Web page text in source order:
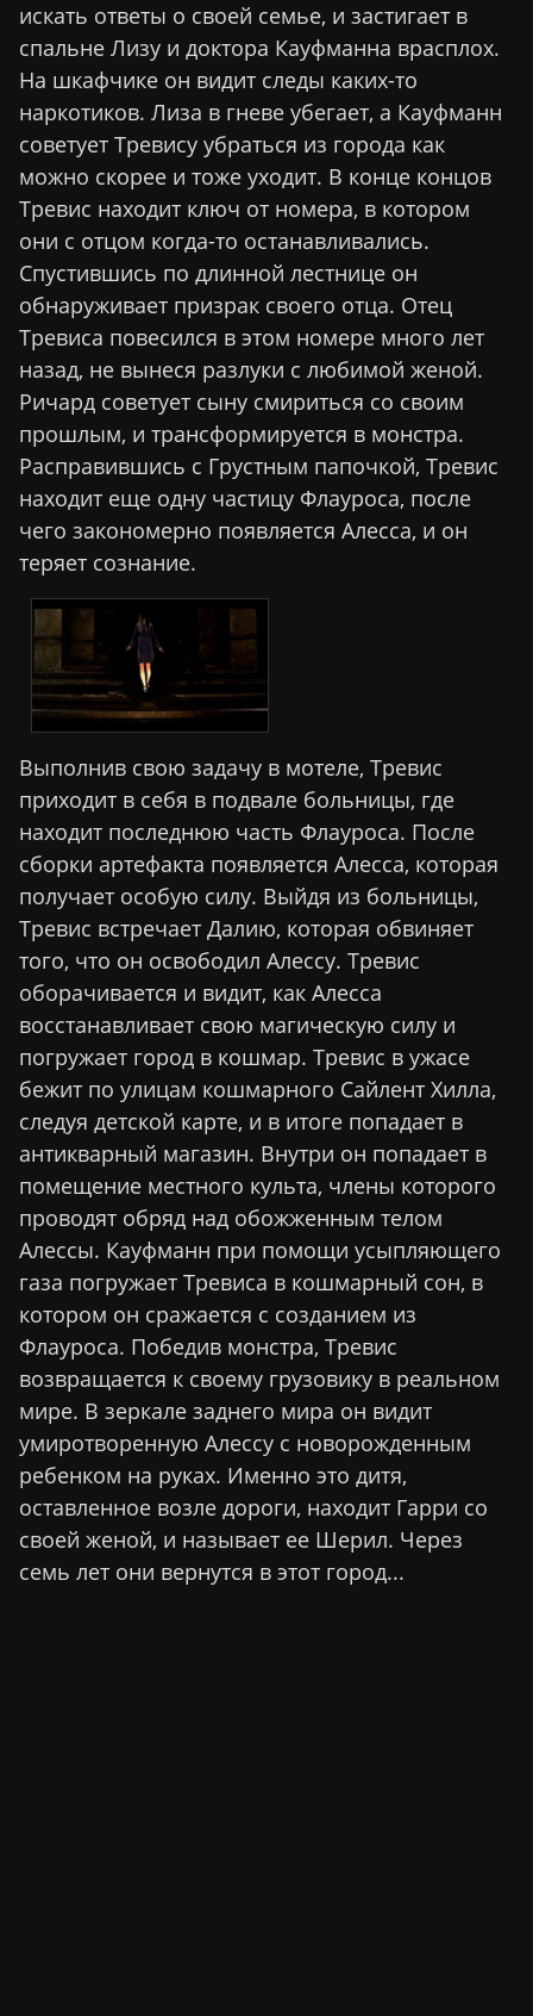
искать ответы о своей семье, и застигает в
спальне Лизу и доктора Кауфманна врасплох.
На шкафчике он видит следы каких-то
наркотиков. Лиза в гневе убегает, а Кауфманн
советует Тревису убраться из города как
можно скорее и тоже уходит. В конце концов
Тревис находит ключ от номера, в котором
они с отцом когда-то останавливались.
Спустившись по длинной лестнице он
обнаруживает призрак своего отца. Отец
Тревиса повесился в этом номере много лет
назад, не вынеся разлуки с любимой женой.
Ричард советует сыну смириться со своим
прошлым, и трансформируется в монстра.
Расправившись с Грустным папочкой, Тревис
находит еще одну частицу Флауроса, после
чего закономерно появляется Алесса, и он
теряет сознание.
Выполнив свою задачу в мотеле, Тревис
приходит в себя в подвале больницы, где
находит последнюю часть Флауроса. После
сборки артефакта появляется Алесса, которая
получает особую силу. Выйдя из больницы,
Тревис встречает Далию, которая обвиняет
того, что он освободил Алессу. Тревис
оборачивается и видит, как Алесса
восстанавливает свою магическую силу и
погружает город в кошмар. Тревис в ужасе
бежит по улицам кошмарного Сайлент Хилла,
следуя детской карте, и в итоге попадает в
антикварный магазин. Внутри он попадает в
помещение местного культа, члены которого
проводят обряд над обожженным телом
Алессы. Кауфманн при помощи усыпляющего
газа погружает Тревиса в кошмарный сон, в
котором он сражается с созданием из
Флауроса. Победив монстра, Тревис
возвращается к своему грузовику в реальном
мире. В зеркале заднего мира он видит
умиротворенную Алессу с новорожденным
ребенком на руках. Именно это дитя,
оставленное возле дороги, находит Гарри со
своей женой, и называет ее Шерил. Через
семь лет они вернутся в этот город...